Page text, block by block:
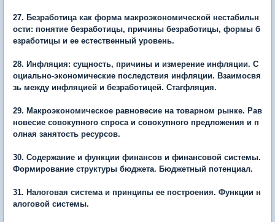
27. Безработица как форма макроэкономической нестабильн
ости: понятие безработицы, причины безработицы, формы б
езработицы и ее естественный уровень.
28. Инфляция: сущность, причины и измерение инфляции. С
оциально-экономические последствия инфляции. Взаимосвя
зь между инфляцией и безработицей. Стагфляция.
29. Макроэкономическое равновесие на товарном рынке. Рав
новесие совокупного спроса и совокупного предложения и п
олная занятость ресурсов.
30. Содержание и функции финансов и финансовой системы.
Формирование структуры бюджета. Бюджетный потенциал.
31. Налоговая система и принципы ее построения. Функции н
алоговой системы.